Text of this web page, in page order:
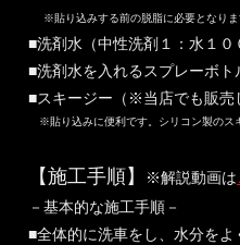
※貼り込みする前の脱脂に必要となりま
■洗剤水（中性洗剤１：水１０
■洗剤水を入れるスプレーボト
■スキージー（※当店でも販売
※貼り込みに便利です。シリコン製のス
【施工手順】 ※解説動画は
－基本的な施工手順－
■全体的に洗車をし、水分をよ